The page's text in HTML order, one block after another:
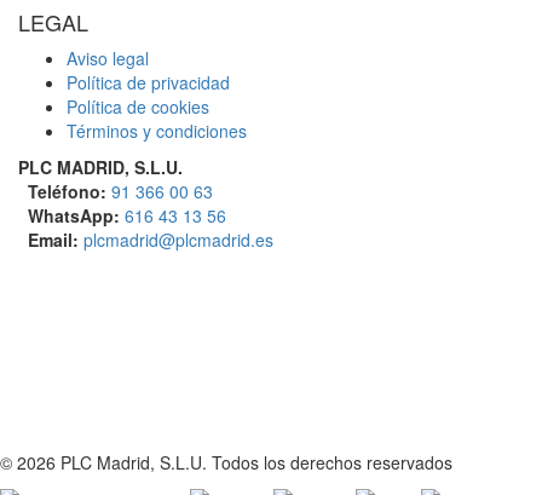
LEGAL
Aviso legal
Política de privacidad
Política de cookies
Términos y condiciones
PLC MADRID, S.L.U.
Teléfono: 91 366 00 63
WhatsApp: 616 43 13 56
Email: plcmadrid@plcmadrid.es
© 2026 PLC Madrid, S.L.U. Todos los derechos reservados